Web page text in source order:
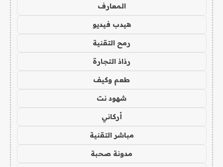
المعارف
هيدب فيديو
رمح التقنية
رذاذ التجارة
طعم وكيف
شهود نت
أركاني
مباشر التقنية
مدونة صحبة